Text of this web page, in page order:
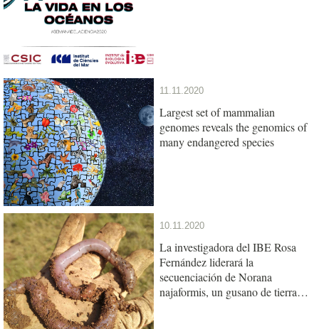
11.11.2020
Largest set of mammalian
genomes reveals the genomics of
many endangered species
10.11.2020
La investigadora del IBE Rosa
Fernández liderará la
secuenciación de Norana
najaformis, un gusano de tierra